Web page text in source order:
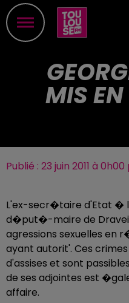
MIS
Publié : 23 juin 2011 à
L'ex-secr�taire d'Etat �
d�put�-maire de
agressions sexuelles en
ayant autorit'. Ces
d'assises et sont
de ses adjointes est
affaire.